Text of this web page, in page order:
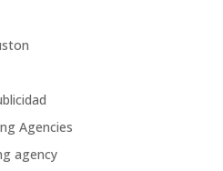
Agencies
agency